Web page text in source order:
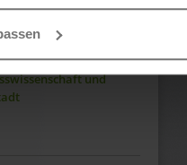
und